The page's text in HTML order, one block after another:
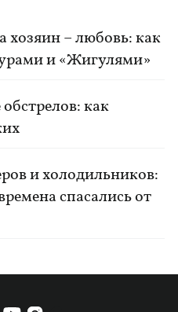
– любовь: как
и «Жигулями»
как
и холодильников:
спасались от